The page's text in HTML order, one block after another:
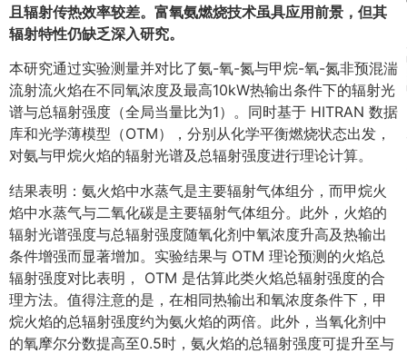
且辐射传热效率较差。富氧氨燃烧技术虽具应用前景，但其
辐射特性仍缺乏深入研究。
本研究通过实验测量并对比了氨-氧-氮与甲烷-氧-氮非预混湍
流射流火焰在不同氧浓度及最高10kW热输出条件下的辐射光
谱与总辐射强度（全局当量比为1）。同时基于 HITRAN 数据
库和光学薄模型（OTM），分别从化学平衡燃烧状态出发，
对氨与甲烷火焰的辐射光谱及总辐射强度进行理论计算。
结果表明：氨火焰中水蒸气是主要辐射气体组分，而甲烷火
焰中水蒸气与二氧化碳是主要辐射气体组分。此外，火焰的
辐射光谱强度与总辐射强度随氧化剂中氧浓度升高及热输出
条件增强而显著增加。实验结果与 OTM 理论预测的火焰总
辐射强度对比表明， OTM 是估算此类火焰总辐射强度的合
理方法。值得注意的是，在相同热输出和氧浓度条件下，甲
烷火焰的总辐射强度约为氨火焰的两倍。此外，当氧化剂中
的氧摩尔分数提高至0.5时，氨火焰的总辐射强度可提升至与